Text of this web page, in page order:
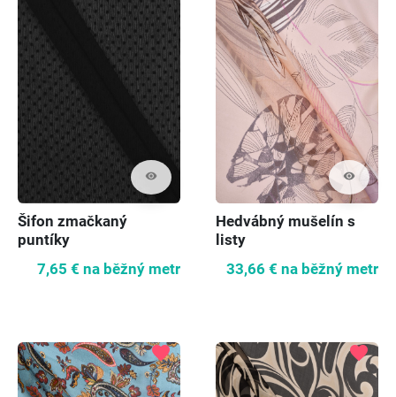
visibility
Šifon zmačkaný
puntíky
7,65 € na běžný metr
visibility
Hedvábný mušelín s
listy
33,66 € na běžný metr
favorite favorite